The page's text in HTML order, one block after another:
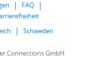
FAQ
Schweden
Connections GmbH